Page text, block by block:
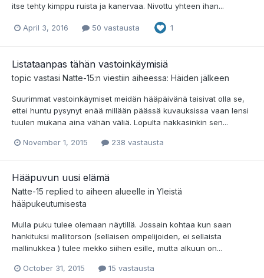
itse tehty kimppu ruista ja kanervaa. Nivottu yhteen ihan...
April 3, 2016 50 vastausta 1
Listataanpas tähän vastoinkäymisiä
topic vastasi Natte-15:n viestiin aiheessa: Häiden jälkeen
Suurimmat vastoinkäymiset meidän hääpäivänä taisivat olla se,
ettei huntu pysynyt enää millään päässä kuvauksissa vaan lensi
tuulen mukana aina vähän väliä. Lopulta nakkasinkin sen...
November 1, 2015 238 vastausta
Hääpuvun uusi elämä
Natte-15 replied to aiheen alueelle in Yleistä
hääpukeutumisesta
Mulla puku tulee olemaan näytillä. Jossain kohtaa kun saan
hankituksi mallitorson (sellaisen ompelijoiden, ei sellaista
mallinukkea ) tulee mekko siihen esille, mutta alkuun on...
October 31, 2015 15 vastausta